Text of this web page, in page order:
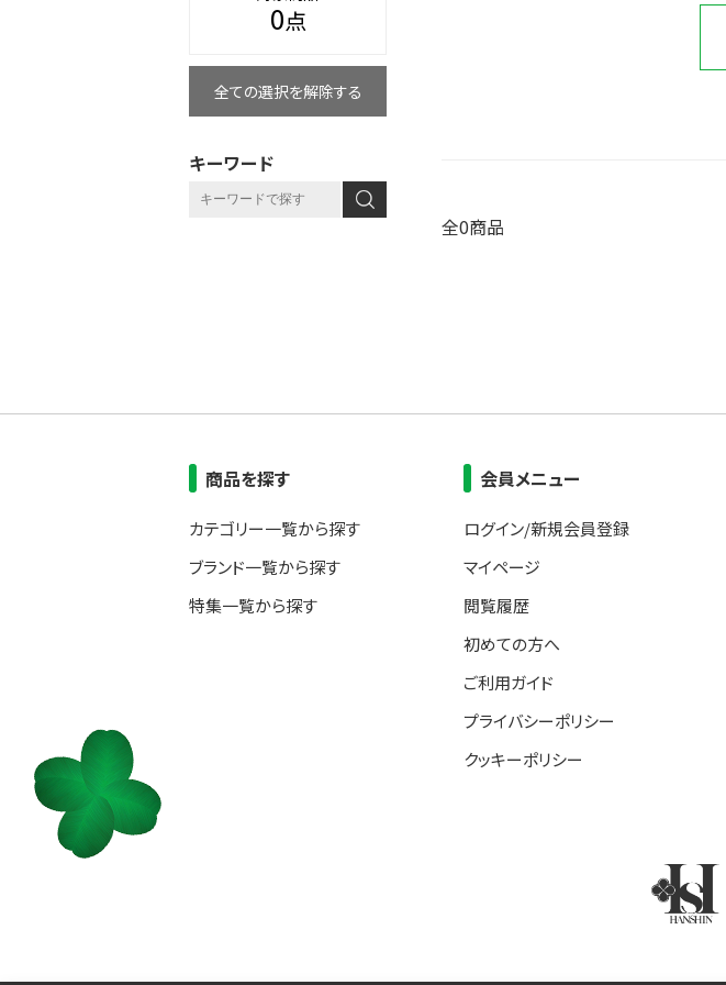
全0商品
0点
全ての選択を解除する
キーワード
商品を探す
カテゴリー一覧から探す
ブランド一覧から探す
特集一覧から探す
会員メニュー
ログイン/新規会員登録
マイページ
閲覧履歴
初めての方へ
ご利用ガイド
プライバシーポリシー
クッキーポリシー